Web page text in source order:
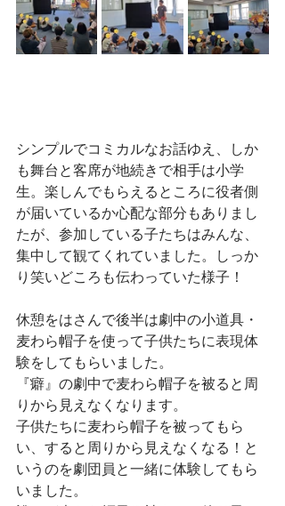
シンプルでコミカルなお話ゆえ、しか
も舞台と客席が地続きで相手は小学
生。楽しんでもらえるところに役者側
が届いているか心配な部分もありまし
たが、参加している子たちはみんな、
集中して観てくれていました。しっか
り笑いどころも伝わっていた様子！
休憩をはさんで後半は劇中の小道具・
麦わら帽子を使って子供たちに表現体
験をしてもらいました。
『癖』の劇中で麦わら帽子を被ると周
りから見えなくなります。
子供たちに麦わら帽子を被ってもら
い、すると周りから見えなくなる！と
いうのを劇団員と一緒に体験してもら
いました。